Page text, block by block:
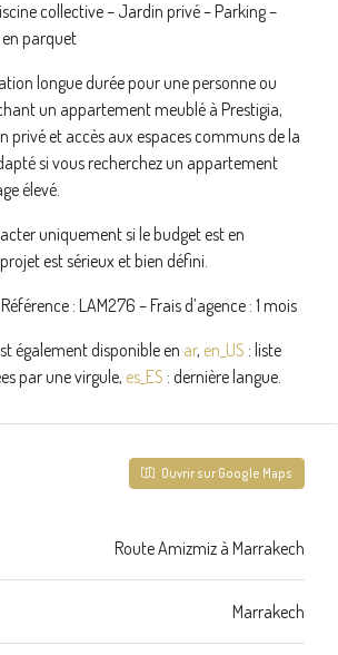
collective – Jardin privé – Parking –
parquet
longue durée pour une personne ou
un appartement meublé à Prestigia,
privé et accès aux espaces communs de la
si vous recherchez un appartement
élevé.
uniquement si le budget est en
est sérieux et bien défini.
: LAM276 – Frais d’agence : 1 mois
également disponible en ar, en_US : liste
par une virgule, es_ES : dernière langue.
Ouvrir sur Google Maps
Route Amizmiz à Marrakech
Marrakech